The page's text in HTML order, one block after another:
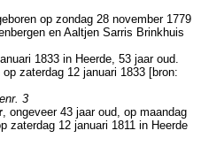
op zondag 28 november 1779
en Aaltjen Sarris Brinkhuis
1833 in Heerde , 53 jaar oud.
zaterdag 12 januari 1833 [bron:
3
, ongeveer 43 jaar oud, op maandag
zaterdag 12 januari 1811 in Heerde